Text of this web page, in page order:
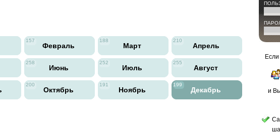
157
Февраль
188
Март
210
Апрель
258
Июнь
252
Июль
255
Август
200
Октябрь
191
Ноябрь
199
Декабрь
и